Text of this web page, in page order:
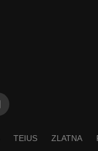
TEIUS ZLATNA